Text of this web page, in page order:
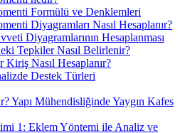
Formülü ve Denklemleri
Diyagramları Nasıl Hesaplanır?
Diyagramlarının Hesaplanması
Tepkiler Nasıl Belirlenir?
Nasıl Hesaplanır?
Destek Türleri
Yapı Mühendisliğinde Yaygın Kafes
1: Eklem Yöntemi ile Analiz ve